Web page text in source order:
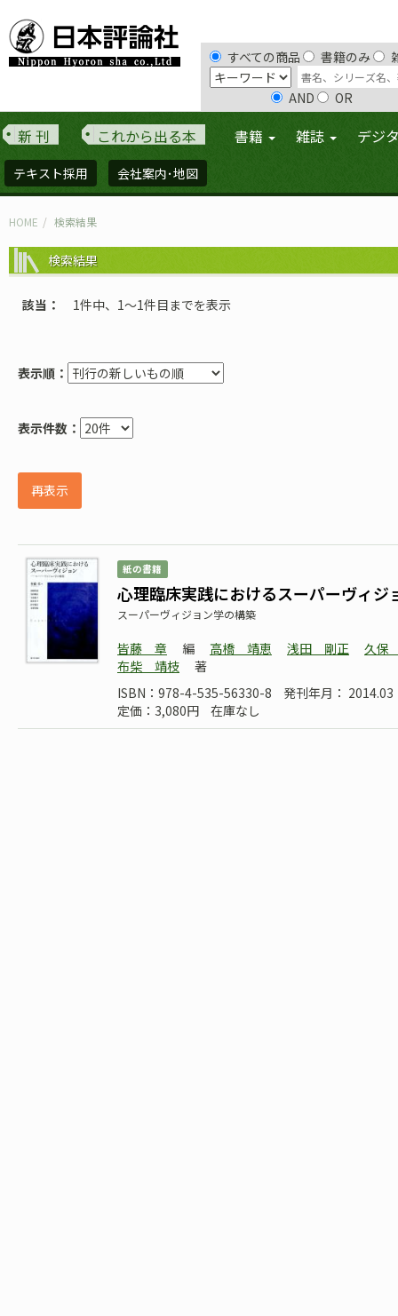
すべての商品 書籍のみ
AND OR
新 刊 これから出る本 書籍 雑誌 デジ
テキスト採用 会社案内･地図
HOME 検索結果
検索結果
該当 1件中、1〜1件目までを表示
表示順：
表示件数：
再表示
紙の書籍
心理臨床実践におけるスーパーヴィジ
スーパーヴィジョン学の構築
皆藤 章 編 高橋 靖恵 浅田 剛正
久保
布柴 靖枝
著
ISBN：978-4-535-56330-8
発刊年月：
定価：3,080円
在庫なし